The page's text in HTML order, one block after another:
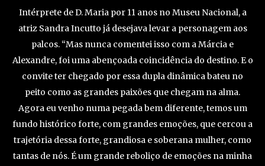
Intérprete de D. Maria por 11 anos no Museu Nacional, a
atriz Sandra Incutto já desejava levar a personagem aos
palcos. “Mas nunca comentei isso com a Márcia e
Alexandre, foi uma abençoada coincidência do destino. E o
convite ter chegado por essa dupla dinâmica bateu no
peito como as grandes paixões que chegam na alma.
Agora eu venho numa pegada bem diferente, temos um
fundo histórico forte, com grandes emoções, que cercou a
trajetória dessa forte, grandiosa e soberana mulher, como
tantas de nós. É um grande reboliço de emoções na minha